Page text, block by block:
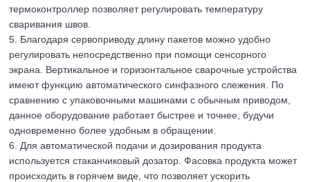
термоконтроллер позволяет регулировать температуру
сваривания швов.
5. Благодаря сервоприводу длину пакетов можно удобно
регулировать непосредственно при помощи сенсорного
экрана. Вертикальное и горизонтальное сварочные устройства
имеют функцию автоматического синфазного слежения. По
сравнению с упаковочными машинами с обычным приводом,
данное оборудование работает быстрее и точнее, будучи
одновременно более удобным в обращении.
6. Для автоматической подачи и дозирования продукта
используется стаканчиковый дозатор. Фасовка продукта может
происходить в горячем виде, что позволяет ускорить